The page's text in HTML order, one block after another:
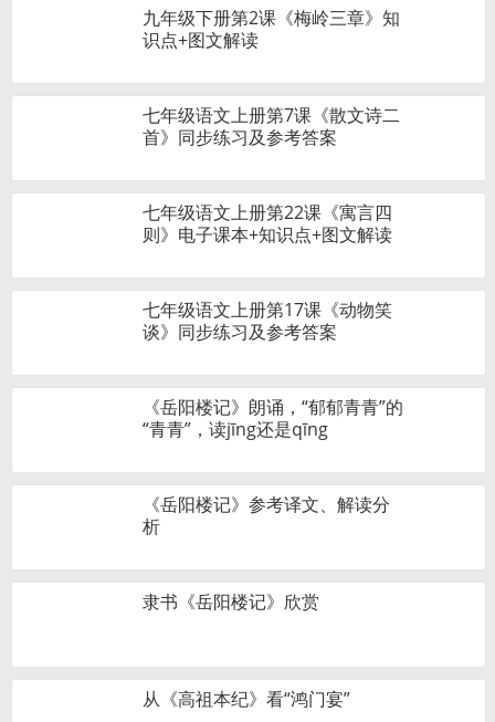
九年级下册第2课《梅岭三章》知
识点+图文解读
七年级语文上册第7课《散文诗二
首》同步练习及参考答案
七年级语文上册第22课《寓言四
则》电子课本+知识点+图文解读
七年级语文上册第17课《动物笑
谈》同步练习及参考答案
《岳阳楼记》朗诵，“郁郁青青”的
“青青”，读jīng还是qīng
《岳阳楼记》参考译文、解读分
析
隶书《岳阳楼记》欣赏
从《高祖本纪》看“鸿门宴”